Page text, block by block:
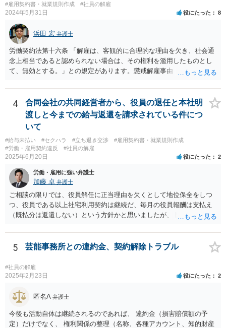
#雇用契約書・就業規則作成 #社員の解雇
2024年5月31日 役にたった 8
浜田 宏 弁護士
労働契約法第十六条 「解雇は、客観的に合理的な理由を欠き、社会通
念上相当であると認められない場合は、その権利を濫用したものとし
て、無効とする。」との規定があります。懲戒解雇事由（通常就業規
けでは判断できませんが、解雇無効を争う余地はあるように思いま
す。 使用者の態度から見て交渉での解決は難しく、労働審判や訴訟
手続で争う必要があると思います。 なるべく早く、弁護士にご相談
されることをおすすめします。
4
合同会社の共同経営者から、役員の退任と本社明
渡しと今までの給与返還を請求されている件につ
いて
#給与未払い #セクハラ #立ち退き交渉
#雇用契約書・就業規則作成
#労働・雇用契約違反
#社員の解雇
2025年6月20日 役にたった 2
労働・雇用に強い弁護士
加藤 卓 弁護士
ご相談の限りでは、役員解任に正当理由を欠くとして地位保全をしつ
つ、役員である以上社宅利用契約は継続だ、毎月の役員報酬は支払え
（既払分は返還しない）という方針かと思いましたが、 既に訴訟を提
連絡を入れて具体的な相談をした方がよいと思いますよ。手元キャッ
シュのあるなしによって保全処分も必要になりそうです。 訴状の内
容、合同会社の定款とあなたの役員任期、社宅利用契約の内容（社宅
は合同会社所有か？賃貸？、使用料支払はゼロ？それとも一旦報酬と
して３０万円支給されてそこから払っている？）くらいがあれば、御
5 芸能事務所との違約金、契約解除トラブル
#社員の解雇
2025年2月23日 役にたった 2
匿名A 弁護士
今後も活動自体は継続されるのであれば、 違約金（損害賠償額の予
定）だけでなく、 権利関係の整理（名称、各種アカウント、知的財産